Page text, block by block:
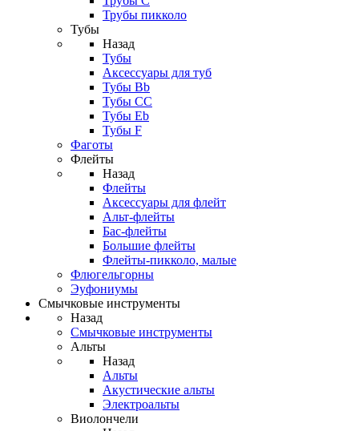
Трубы пикколо
Тубы
Назад
Тубы
Аксессуары для туб
Тубы Bb
Тубы CC
Тубы Eb
Тубы F
Фаготы
Флейты
Назад
Флейты
Аксессуары для флейт
Альт-флейты
Бас-флейты
Большие флейты
Флейты-пикколо, малые
Флюгельгорны
Эуфониумы
Смычковые инструменты
Назад
Смычковые инструменты
Альты
Назад
Альты
Акустические альты
Электроальты
Виолончели